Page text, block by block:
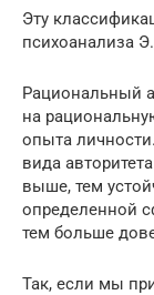
Эту
психоанализа
Рациональный
на
опыта
вида
выше, тем
определенной
тем больше
Так, если мы